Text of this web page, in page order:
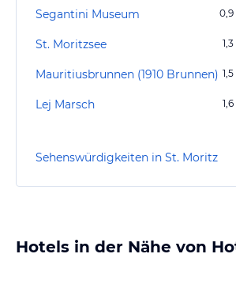
Segantini Museum 0,9
St. Moritzsee 1,3
Mauritiusbrunnen (1910 Brunnen) 1,5
Lej Marsch 1,6
Sehenswürdigkeiten in St. Moritz
Hotels in der Nähe von